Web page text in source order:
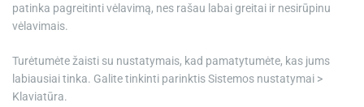
patinka pagreitinti vėlavimą, nes rašau labai greitai ir nesirūpinu
vėlavimais.
Turėtumėte žaisti su nustatymais, kad pamatytumėte, kas jums
labiausiai tinka. Galite tinkinti parinktis Sistemos nustatymai >
Klaviatūra.